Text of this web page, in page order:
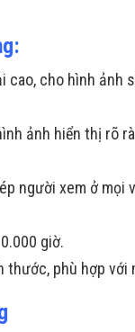
cao, cho hình ảnh
ảnh hiển thị rõ
người xem ở mọi
giờ.
phù hợp